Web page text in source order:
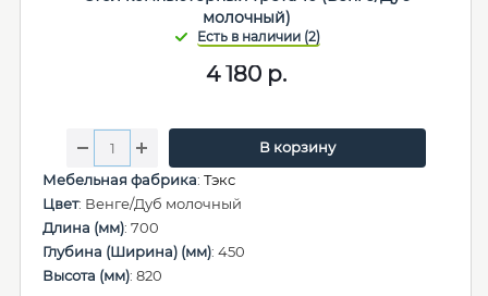
молочный)
4 180 р.
В корзину
Мебельная фабрика: Тэкс
Цвет: Венге/Дуб молочный
Длина (мм): 700
Глубина (Ширина) (мм): 450
Высота (мм): 820